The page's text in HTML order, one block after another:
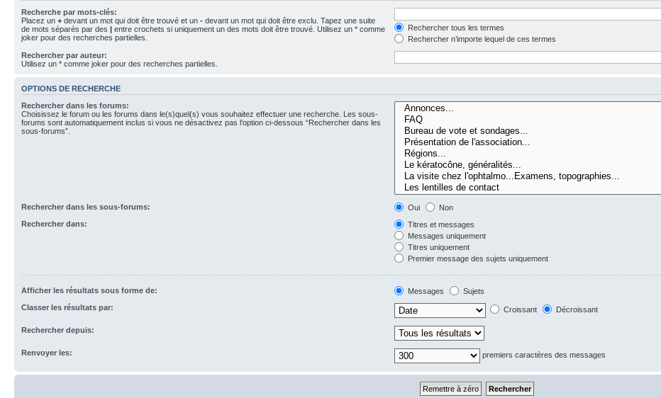
Recherche par mots-clés:
Placez un + devant un mot qui doit être trouvé et un - devant un mot qui doit être exclu. Tapez une suite
de mots séparés par des | entre crochets si uniquement un des mots doit être trouvé. Utilisez un * comme
joker pour des recherches partielles.
Rechercher tous les termes
Rechercher n’importe lequel de ces termes
Rechercher par auteur:
Utilisez un * comme joker pour des recherches partielles.
OPTIONS DE RECHERCHE
Rechercher dans les forums:
Choisissez le forum ou les forums dans le(s)quel(s) vous souhaitez effectuer une recherche. Les sous-
forums sont automatiquement inclus si vous ne désactivez pas l’option ci-dessous “Rechercher dans les
sous-forums”.
Rechercher dans les sous-forums: Oui
Non
Rechercher dans:
Titres et messages
Messages uniquement
Titres uniquement
Premier message des sujets uniquement
Afficher les résultats sous forme de: Messages
Sujets
Classer les résultats par:
Croissant Décroissant
Rechercher depuis:
Renvoyer les: premiers caractères des messages